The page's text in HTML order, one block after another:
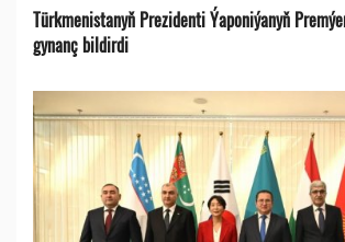
Türkmenistanyň Prezidenti Ýaponiýanyň
gynanç bildirdi